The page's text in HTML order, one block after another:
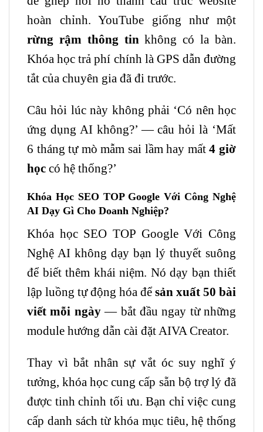
hoàn chỉnh. YouTube giống như một
rừng rậm thông tin không có la bàn.
Khóa học trả phí chính là GPS dẫn đường
tắt của chuyên gia đã đi trước.
Câu hỏi lúc này không phải ‘Có nên học
ứng dụng AI không?’ — câu hỏi là ‘Mất
6 tháng tự mò mẫm sai lầm hay mất4 giờ
học có hệ thống?’
Khóa Học SEO TOP Google Với Công Nghệ
AI Dạy Gì Cho Doanh Nghiệp?
Khóa học SEO TOP Google Với Công
Nghệ AI không dạy bạn lý thuyết suông
để biết thêm khái niệm. Nó dạy bạn thiết
lập luồng tự động hóa đểsản xuất 50 bài
viết mỗi ngày— bắt đầu ngay từ những
module hướng dẫn cài đặt AIVA Creator.
Thay vì bắt nhân sự vắt óc suy nghĩ ý
tưởng, khóa học cung cấp sẵn bộ trợ lý đã
được tinh chỉnh tối ưu. Bạn chỉ việc cung
cấp danh sách từ khóa mục tiêu, hệ thống